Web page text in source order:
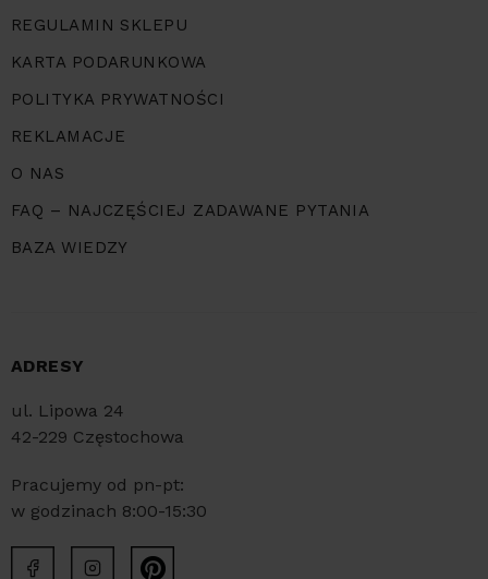
REGULAMIN SKLEPU
KARTA PODARUNKOWA
POLITYKA PRYWATNOŚCI
REKLAMACJE
O NAS
FAQ – NAJCZĘŚCIEJ ZADAWANE PYTANIA
BAZA WIEDZY
ADRESY
ul. Lipowa 24
42-229 Częstochowa
Pracujemy od pn-pt:
w godzinach 8:00-15:30